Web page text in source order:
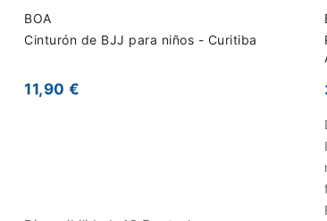
BOA
Cinturón de BJJ para niños - Curitiba
11,90 €